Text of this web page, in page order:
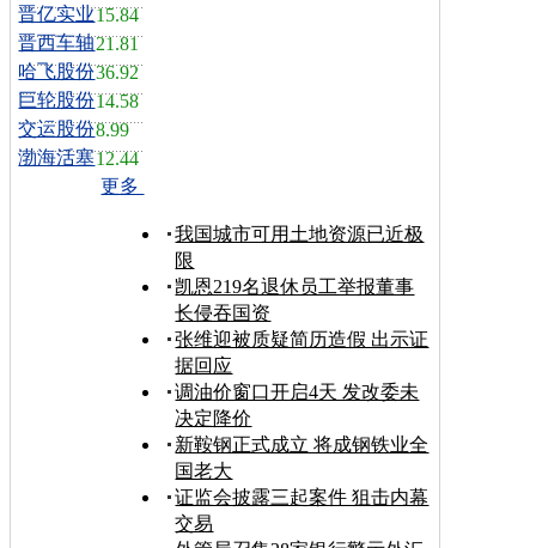
晋亿实业15.84
晋西车轴21.81
哈飞股份36.92
巨轮股份14.58
交运股份8.99
渤海活塞12.44
更多
我国城市可用土地资源已近极
限
凯恩219名退休员工举报董事
长侵吞国资
张维迎被质疑简历造假 出示证
据回应
调油价窗口开启4天 发改委未
决定降价
新鞍钢正式成立 将成钢铁业全
国老大
证监会披露三起案件 狙击内幕
交易